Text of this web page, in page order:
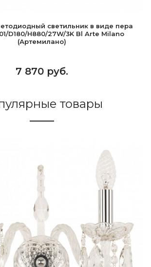
светильник в виде пера
D180/H880/27W/3K Bl Arte Milano
(Артемилано)
7 870 руб.
товары